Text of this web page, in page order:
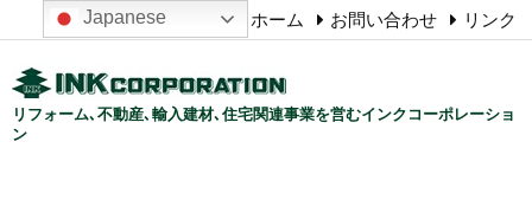
リフォーム､不動産､輸入建材､住宅関連事業を営むインクコーポレーショ
ン
ホーム お問い合わせ リンク
Japanese